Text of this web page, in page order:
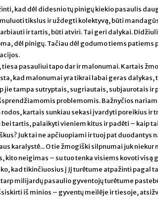
kad dėl didesnio tų pinigų kiekio pasaulis
tikslus ir uždegti kolektyvą, būti
ir tartis, būti atviri. Tai geri dalykai.
dėl pinigų. Tačiau dėl godumo tiems
tiesa pasauliui tapo dar ir malonumai. Kartais
kad malonumai yra tikrai labai geras
jie tampa sutryptais, sugriautais, subjaurotais
problemomis. Bažnyčios
kartais sunkiau sekasi įvardyti poreikius ir
tartis, palaikyti vieniem kitus ir padėti – kaip
Juk tai ne apčiuopiami ir tuoj pat duodantys
karalystė... O tie žmogiški silpnumai juk
kito neigimas – su tuo tenka visiems kovoti visą
kad tikinčiuosius į Jį turėtume atpažinti pagal
milijardų pasaulio gyventojų turėtume
iš minios – gyventų meilėje ir tiesoje,